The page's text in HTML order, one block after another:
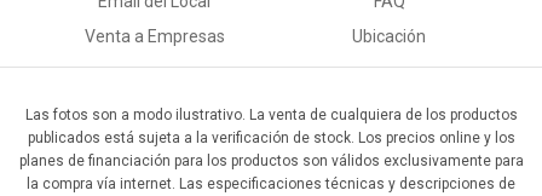
Venta a Empresas
Ubicación
Las fotos son a modo ilustrativo. La venta de cualquiera de los productos
publicados está sujeta a la verificación de stock. Los precios online y los
planes de financiación para los productos son válidos exclusivamente para
la compra vía internet. Las especificaciones técnicas y descripciones de